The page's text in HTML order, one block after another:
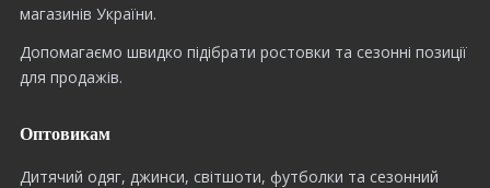
магазинів України.
Допомагаємо швидко підібрати ростовки та сезонні позиції
для продажів.
Оптовикам
Дитячий одяг, джинси, світшоти, футболки та сезонний